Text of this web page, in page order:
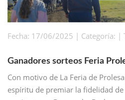
Fecha: 17/06/2025 | Categoría: |
Ganadores sorteos Feria
Con motivo de La Feria de
espíritu de premiar la fidelidad